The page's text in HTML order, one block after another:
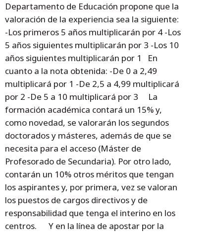
Departamento de Educación propone que la
valoración de la experiencia sea la siguiente:
-Los primeros 5 años multiplicarán por 4 -Los
5 años siguientes multiplicarán por 3 -Los 10
años siguientes multiplicarán por 1 En
cuanto a la nota obtenida: -De 0 a 2,49
multiplicará por 1 -De 2,5 a 4,99 multiplicará
por 2 -De 5 a 10 multiplicará por 3 La
formación académica contará un 15% y,
como novedad, se valorarán los segundos
doctorados y másteres, además de que se
necesita para el acceso (Máster de
Profesorado de Secundaria). Por otro lado,
contarán un 10% otros méritos que tengan
los aspirantes y, por primera, vez se valoran
los puestos de cargos directivos y de
responsabilidad que tenga el interino en los
centros. Y en la línea de apostar por la